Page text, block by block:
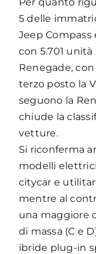
5 delle
Jeep Compass
con 5.701
Renegade,
terzo posto la
seguono la
chiude la
vetture.
Si riconferma
modelli
citycar e
mentre al
una maggiore
di massa (C e
ibride plug-in